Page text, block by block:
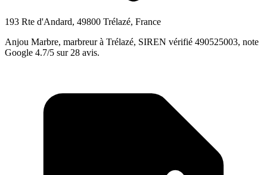
193 Rte d'Andard, 49800 Trélazé, France
Anjou Marbre, marbreur à Trélazé, SIREN vérifié 490525003, note
Google 4.7/5 sur 28 avis.